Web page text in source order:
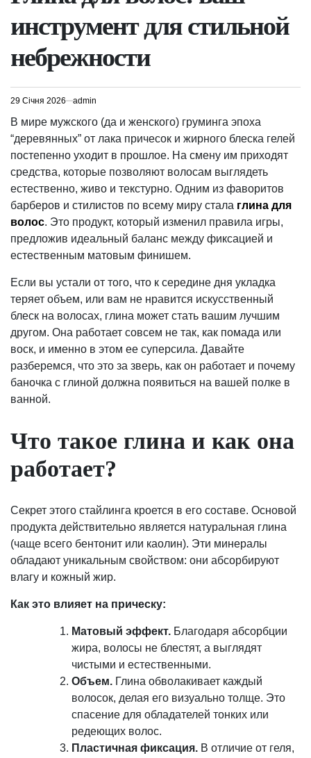
инструмент для стильной
небрежности
29 Січня 2026 admin
В мире мужского (да и женского) груминга эпоха
“деревянных” от лака причесок и жирного блеска гелей
постепенно уходит в прошлое. На смену им приходят
средства, которые позволяют волосам выглядеть
естественно, живо и текстурно. Одним из фаворитов
барберов и стилистов по всему миру стала глина для
волос. Это продукт, который изменил правила игры,
предложив идеальный баланс между фиксацией и
естественным матовым финишем.
Если вы устали от того, что к середине дня укладка
теряет объем, или вам не нравится искусственный
блеск на волосах, глина может стать вашим лучшим
другом. Она работает совсем не так, как помада или
воск, и именно в этом ее суперсила. Давайте
разберемся, что это за зверь, как он работает и почему
баночка с глиной должна появиться на вашей полке в
ванной.
Что такое глина и как она
работает?
Секрет этого стайлинга кроется в его составе. Основой
продукта действительно является натуральная глина
(чаще всего бентонит или каолин). Эти минералы
обладают уникальным свойством: они абсорбируют
влагу и кожный жир.
Как это влияет на прическу:
Матовый эффект. Благодаря абсорбции
жира, волосы не блестят, а выглядят
чистыми и естественными.
Объем. Глина обволакивает каждый
волосок, делая его визуально толще. Это
спасение для обладателей тонких или
редеющих волос.
Пластичная фиксация. В отличие от геля,